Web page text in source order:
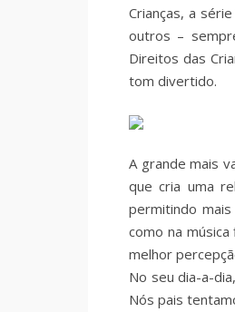
Crianças, a
outros –
Direitos das
tom divertido.
A grande mais
que cria uma
permitindo
como na
melhor
No seu dia-a-
Nós pais